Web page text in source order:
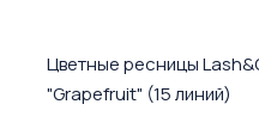
Цветные ресницы
"Grapefruit" (15 линий)